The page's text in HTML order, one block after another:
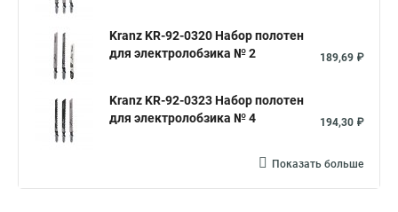
Kranz KR-92-0320 Набор полотен
для электролобзика № 2
189,69 ₽
Kranz KR-92-0323 Набор полотен
для электролобзика № 4
194,30 ₽
Показать больше